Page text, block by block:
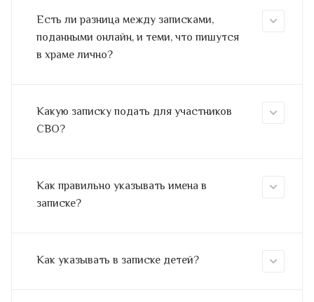
Есть ли разница между записками,
поданными онлайн, и теми, что пишутся
в храме лично?
Какую записку подать для участников
СВО?
Как правильно указывать имена в
записке?
Как указывать в записке детей?